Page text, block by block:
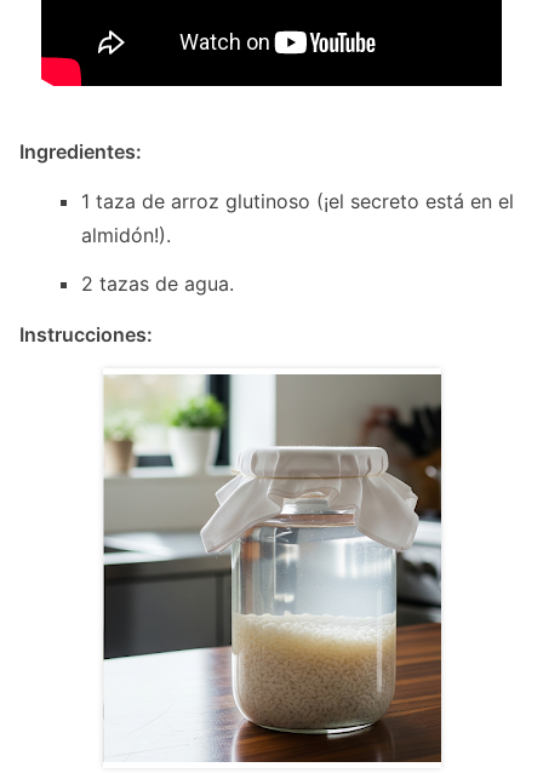
Ingredientes:
1 taza de arroz glutinoso (¡el secreto está en el
almidón!).
2 tazas de agua.
Instrucciones: